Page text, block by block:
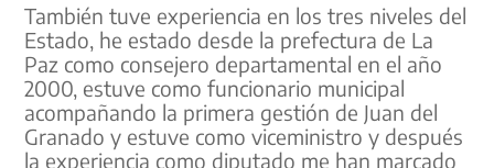
También tuve experiencia en los tres niveles del
Estado, he estado desde la prefectura de La
Paz como consejero departamental en el año
2000, estuve como funcionario municipal
acompañando la primera gestión de Juan del
Granado y estuve como viceministro y después
la experiencia como diputado me han marcado